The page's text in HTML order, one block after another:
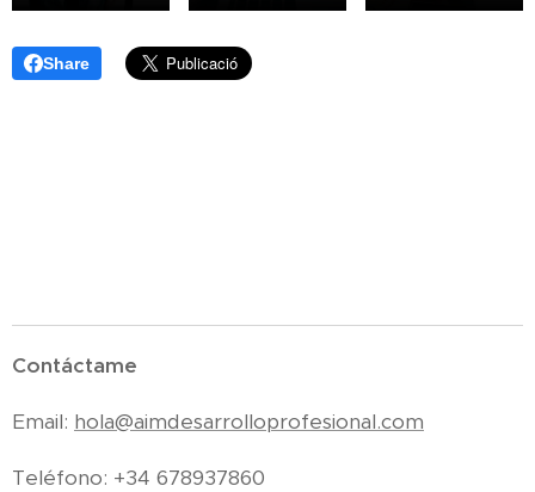
Share
Contáctame
Email: hola@aimdesarrolloprofesional.com
Teléfono: +34 678937860